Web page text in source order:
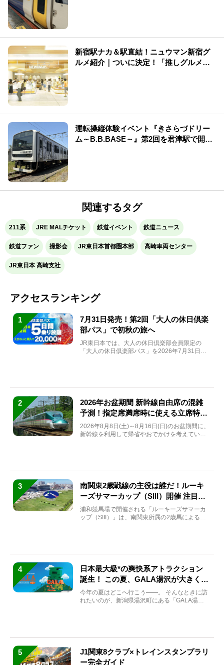
新宿駅ナカ＆駅直結！ニュウマン新宿グ
ルメ紹介｜ついに決定！「推しグルメ総
運転操縦体験イベント『きさらづドリー
ム～B.B.BASE～』第2回を君津駅で開
関連するタグ
211系 JRE MALチケット 鉄道イベント 鉄道ニュース
鉄道ファン 撮影会 JR東日本首都圏本部 高崎車両センター
JR東日本 高崎支社
アクセスランキング
1
7月31日発売！第2回「大人の休日倶楽
部パス」で初秋の旅へ
JR東日本では、大人の休日倶楽部会員限定の
「大人の休日倶楽部パス」を2026年7月31日
2
2026年お盆期間 新幹線自由席の混雑
予測！指定席満席時に使える立席特急
券も解説
2026年8月8日(土)～8月16日(日)のお盆期間に、
新幹線を利用して帰省やおでかけを考えている
3
南関東2歳戦線の主役は誰だ！ルーキ
ーズサマーカップ（SIII）開催 注目馬
と見どころをチェック
浦和競馬場で開催される「ルーキーズサマーカ
ップ（SIII）」は、南関東所属の2歳馬による注
4
日本最大級*の爽快系アトラクション
誕生！ この夏、GALA湯沢が大きく生
まれ変わる
今年の夏はどこへ行こう――。 そんなときに訪
れたいのが、新潟県湯沢町にある「GALA湯
5
J1関東8クラブ×トレインスタンプラリ
ー完全ガイド